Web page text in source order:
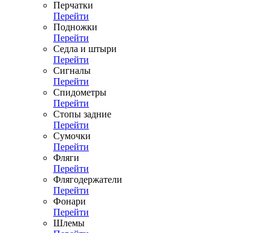
Перчатки
Перейти
Подножки
Перейти
Седла и штыри
Перейти
Сигналы
Перейти
Спидометры
Перейти
Стопы задние
Перейти
Сумочки
Перейти
Фляги
Перейти
Флягодержатели
Перейти
Фонари
Перейти
Шлемы